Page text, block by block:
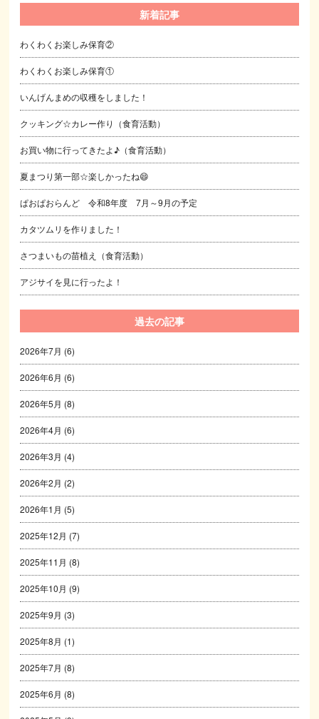
新着記事
わくわくお楽しみ保育②
わくわくお楽しみ保育①
いんげんまめの収穫をしました！
クッキング☆カレー作り（食育活動）
お買い物に行ってきたよ♪（食育活動）
夏まつり第一部☆楽しかったね😄
ぱおぱおらんど 令和8年度 7月～9月の予定
カタツムリを作りました！
さつまいもの苗植え（食育活動）
アジサイを見に行ったよ！
過去の記事
2026年7月 (6)
2026年6月 (6)
2026年5月 (8)
2026年4月 (6)
2026年3月 (4)
2026年2月 (2)
2026年1月 (5)
2025年12月 (7)
2025年11月 (8)
2025年10月 (9)
2025年9月 (3)
2025年8月 (1)
2025年7月 (8)
2025年6月 (8)